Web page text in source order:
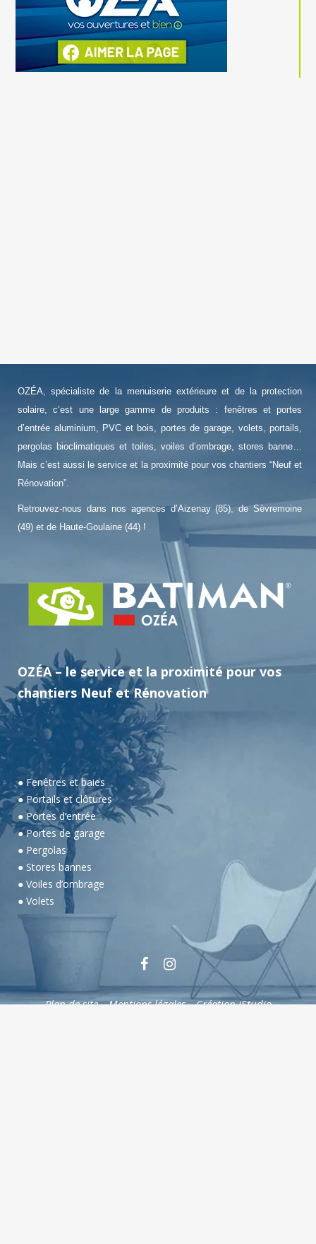
OZÉA, spécialiste de la menuiserie extérieure et de la protection
solaire, c’est une large gamme de produits : fenêtres et portes
d’entrée aluminium, PVC et bois, portes de garage, volets, portails,
pergolas bioclimatiques et toiles, voiles d’ombrage, stores banne…
Mais c’est aussi le service et la proximité pour vos chantiers “Neuf et
Rénovation”.
Retrouvez-nous dans nos agences d’Aizenay (85), de Sèvremoine
(49) et de Haute-Goulaine (44) !
OZÉA – le service et la proximité pour vos
chantiers Neuf et Rénovation
● Fenêtres et baies
● Portails et clôtures
● Portes d’entrée
● Portes de garage
● Pergolas
● Stores bannes
● Voiles d’ombrage
● Volets
Plan de site–Mentions légales–Création iStudio